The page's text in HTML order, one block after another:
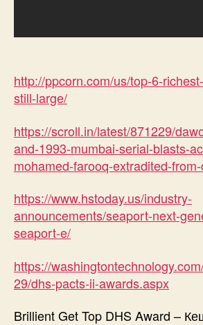
http://ppcorn.com/us/top-6-
still-large/
https://scroll.in/latest/871229/
and-1993-mumbai-serial-blasts-
mohamed-farooq-extradited-
https://www.hstoday.us/industry-
announcements/seaport-next-
seaport-e/
https://
29/dhs-pacts-ii-awards.aspx
Brillient Get Top DHS Award –